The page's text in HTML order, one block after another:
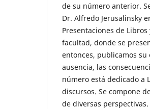
de su número anterior.
Dr. Alfredo Jerusalinsky
Presentaciones de
facultad, donde se
entonces, publicamos
ausencia, las
número está dedicado a
discursos. Se compone
de diversas